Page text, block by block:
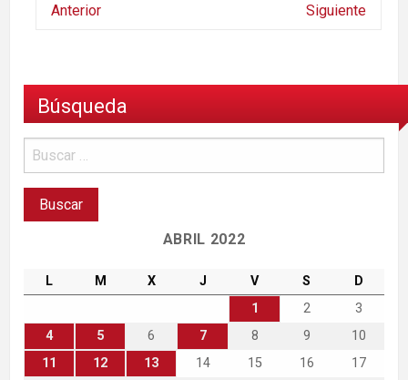
Anterior Siguiente
Búsqueda
ABRIL 2022
L M X J V S
D
1
2
3
4
5 6 7 8 9
10
11
12 13 14 15 16
17